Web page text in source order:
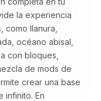
la experiencia
como llanura,
océano abisal,
con bloques,
de mods de
crear una base
infinito. En